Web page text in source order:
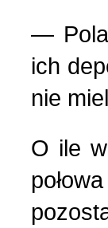
—
ich
nie
O ile